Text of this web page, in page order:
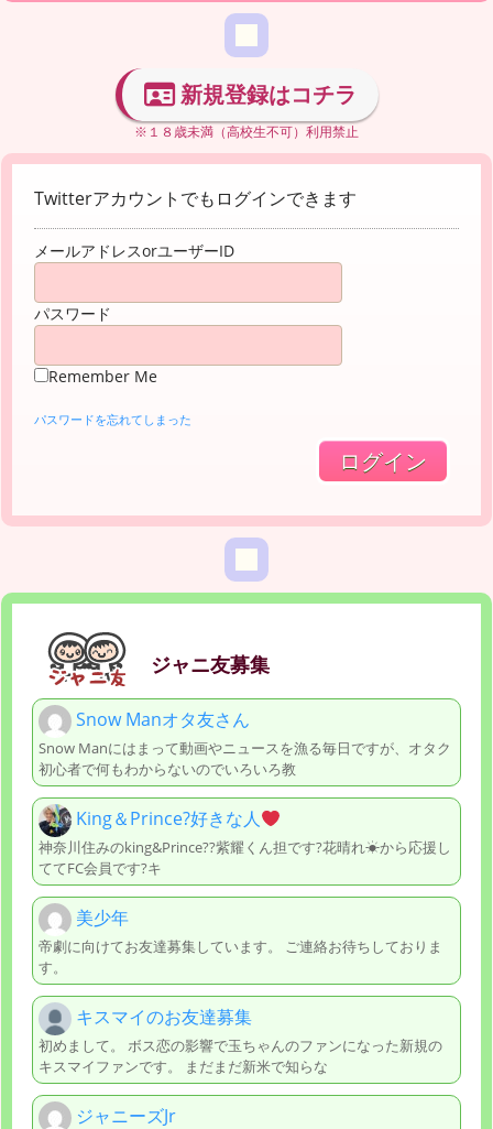
新規登録はコチラ
※１８歳未満（高校生不可）利用禁止
Twitterアカウントでもログインできます
メールアドレスorユーザーID
パスワード
Remember Me
パスワードを忘れてしまった
ジャニ友募集
Snow Manオタ友さん
Snow Manにはまって動画やニュースを漁る毎日ですが、オタク
初心者で何もわからないのでいろいろ教
King＆Prince?好きな人
神奈川住みのking&Prince??紫耀くん担です?花晴れ☀から応援し
ててFC会員です?キ
美少年
帝劇に向けてお友達募集しています。 ご連絡お待ちしておりま
す。
キスマイのお友達募集
初めまして。 ボス恋の影響で玉ちゃんのファンになった新規の
キスマイファンです。 まだまだ新米で知らな
ジャニーズJr